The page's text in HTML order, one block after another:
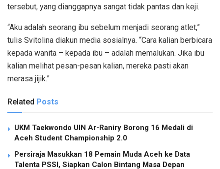
tersebut, yang dianggapnya sangat tidak pantas dan keji.
“Aku adalah seorang ibu sebelum menjadi seorang atlet,”
tulis Svitolina diakun media sosialnya. “Cara kalian berbicara
kepada wanita – kepada ibu – adalah memalukan. Jika ibu
kalian melihat pesan-pesan kalian, mereka pasti akan
merasa jijik.”
Related Posts
UKM Taekwondo UIN Ar-Raniry Borong 16 Medali di
Aceh Student Championship 2.0
Persiraja Masukkan 18 Pemain Muda Aceh ke Data
Talenta PSSI, Siapkan Calon Bintang Masa Depan